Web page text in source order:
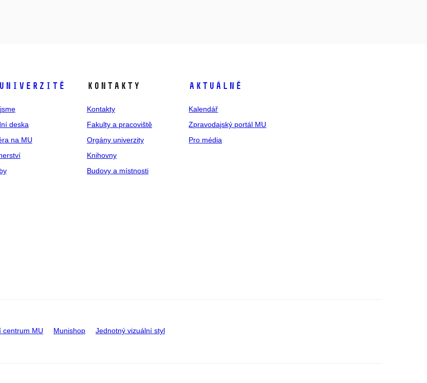
deska
na MU
Kontakty
Kontakty
Fakulty a pracoviště
Orgány univerzity
Knihovny
Budovy a místnosti
Aktuálně
Kalendář
Zpravodajský portál MU
Pro média
centrum MU Munishop Jednotný vizuální styl